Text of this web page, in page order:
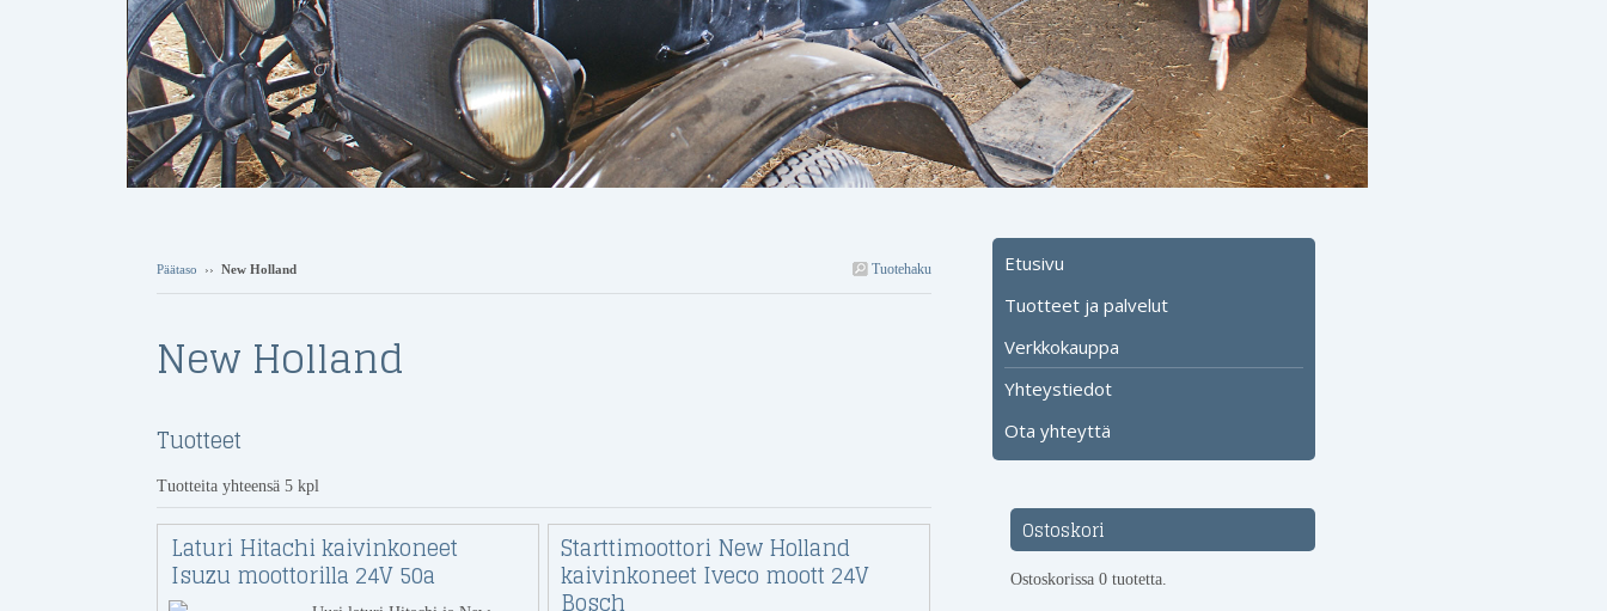
Tuotehaku
Päätaso ›› New Holland
New Holland
Tuotteet
Tuotteita yhteensä 5 kpl
Laturi Hitachi kaivinkoneet
Isuzu moottorilla 24V 50a
Starttimoottori New Holland
kaivinkoneet Iveco moott 24V
Bosch
Etusivu
Tuotteet ja palvelut
Verkkokauppa
Yhteystiedot
Ota yhteyttä
Ostoskori
Ostoskorissa 0 tuotetta.